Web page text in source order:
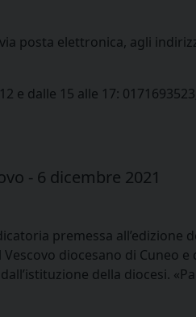
posta elettronica, agli
e dalle 15 alle 17:
- 6 dicembre 2021
premessa all’edizione
diocesano di Cuneo e
della diocesi.